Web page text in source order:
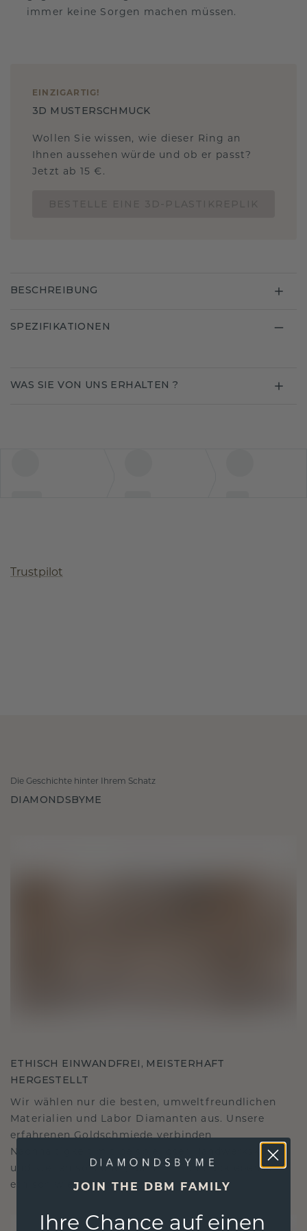
immer keine Sorgen machen müssen.
EINZIGARTIG !
3D MUSTERSCHMUCK
Wollen Sie wissen, wie dieser Ring an
Ihnen aussehen würde und ob er passt?
Jetzt ab 15 €.
BESCHREIBUNG
SPEZIFIKATIONEN
WAS SIE VON UNS ERHALTEN ?
Trustpilot
Die Geschichte hinter Ihrem Schatz
DIAMONDSBYME
ETHISCH EINWANDFREI, MEISTERHAFT
HERGESTELLT
Wir wählen nur die besten, umweltfreundlichen
Materialien und Labor Diamanten aus. Unsere
erfahrenen Goldschmiede verbinden
Nachhaltigkeit mit beispielloser Handwerkskunst
und stellen so sicher, dass Ihr Schmuck ebenso
ethisch wie exquisit ist.JOIN THE DBM FAMILY
Ihre Chance auf einen